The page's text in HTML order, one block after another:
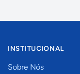
INSTITUCIONAL
Sobre Nós